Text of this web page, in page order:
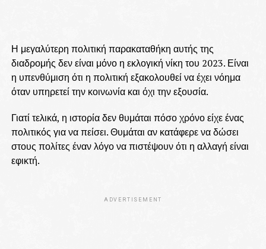
Η μεγαλύτερη πολιτική παρακαταθήκη αυτής της
διαδρομής δεν είναι μόνο η εκλογική νίκη του 2023. Είναι
η υπενθύμιση ότι η πολιτική εξακολουθεί να έχει νόημα
όταν υπηρετεί την κοινωνία και όχι την εξουσία.
Γιατί τελικά, η ιστορία δεν θυμάται πόσο χρόνο είχε ένας
πολιτικός για να πείσει. Θυμάται αν κατάφερε να δώσει
στους πολίτες έναν λόγο να πιστέψουν ότι η αλλαγή είναι
εφικτή.
ADVERTISEMENT